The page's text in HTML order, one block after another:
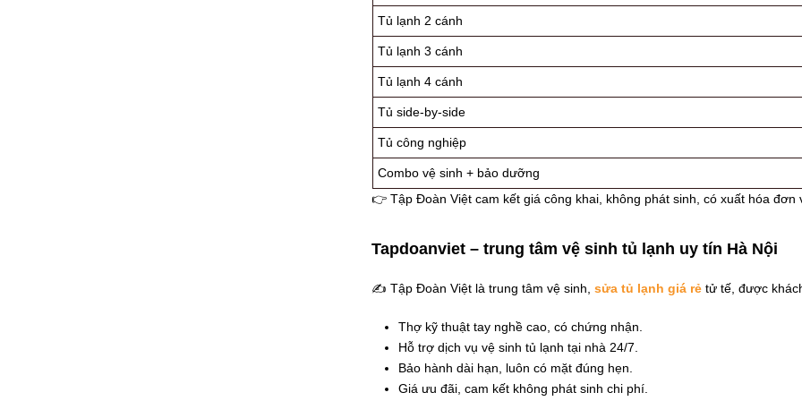
Tủ lạnh 2 cánh
Tủ lạnh 3 cánh
Tủ lạnh 4 cánh
Tủ side-by-side
Tủ công nghiệp
Combo vệ sinh + bảo dưỡng
👉 Tập Đoàn Việt cam kết giá công khai, không phát sinh, có xuất hóa đơn
Tapdoanviet – trung tâm vệ sinh tủ lạnh uy tín Hà Nội
✍ Tập Đoàn Việt là trung tâm vệ sinh, sửa tủ lạnh giá rẻtử tế, được
Thợ kỹ thuật tay nghề cao, có chứng nhận.
Hỗ trợ dịch vụ vệ sinh tủ lạnh tại nhà 24/7.
Bảo hành dài hạn, luôn có mặt đúng hẹn.
Giá ưu đãi, cam kết không phát sinh chi phí.